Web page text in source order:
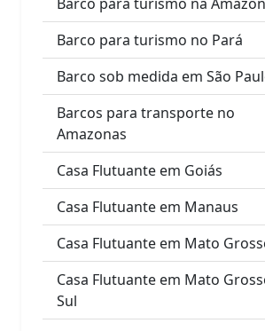
Barco para turismo no Pará
Barco sob medida em São
Barcos para transporte no
Amazonas
Casa Flutuante em Goiás
Casa Flutuante em Manaus
Casa Flutuante em Mato
Casa Flutuante em Mato
Sul